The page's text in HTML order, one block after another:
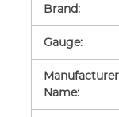
Brand:
Gauge:
Manufacturer
Name: